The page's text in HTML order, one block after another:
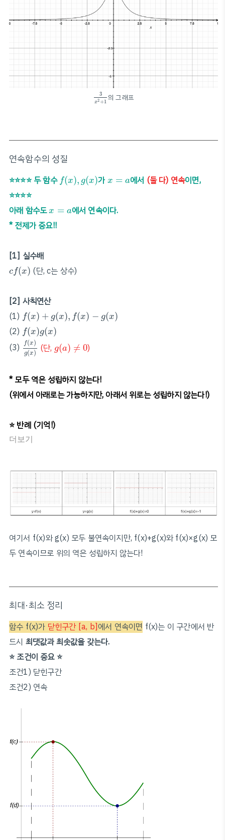
3
x2+1
x2 +1
의 그래프
연속함수의 성질
⭐️⭐️⭐️⭐️ 두 함수 f(x), g(x)
f(x), (x) 가 x = a
x=a 에서 (둘 다) 연속이면,
⭐️⭐️⭐️⭐️
아래 함수도x = a
x=a
에서 연속이다.
* 전제가 중요!!
[1] 실수배
cf(x)
cf(x) (단, c는 상수)
[2] 사칙연산
(1) f(x) + g(x), f(x) − g(x)
f(x)+ g x),f( )−g(
(2) f(x)g(x)
f(x)g(x)
(3) f(x)
g(x)
f(x)g(x
(단, g(a) ≠ 0
( a) 0 )
* 모두 역은 성립하지 않는다!
(위에서 아래로는 가능하지만, 아래서 위로는 성립하지 않는다!)
⭐️ 반례 (기억!)
더보기
여기서 f(x)와 g(x) 모두 불연속이지만, f(x)+g(x)와 f(x)×g(x) 모
두 연속이므로 위의 역은 성립하지 않는다!
최대·최소 정리
함수 f(x)가 닫힌구간 [a, b]에서 연속이면 f(x)는 이 구간에서 반
드시 최댓값과 최솟값을 갖는다.
⭐️ 조건이 중요 ⭐️
조건1) 닫힌구간
조건2) 연속